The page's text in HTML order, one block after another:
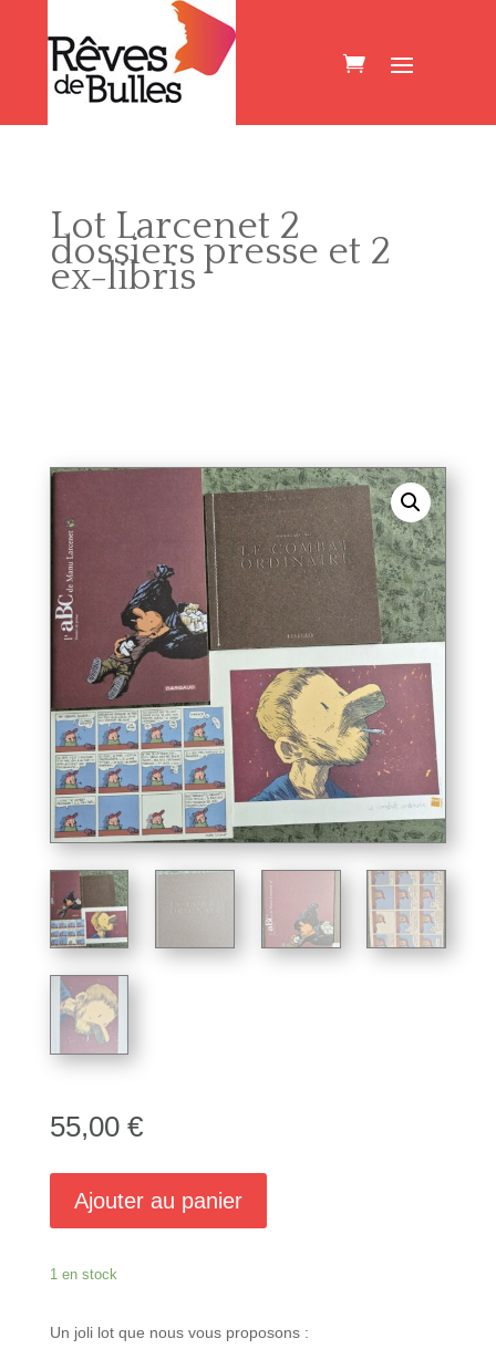
Lot Larcenet 2
dossiers presse et 2
ex-libris
55,00 €
Ajouter au panier
1 en stock
Un joli lot que nous vous proposons :